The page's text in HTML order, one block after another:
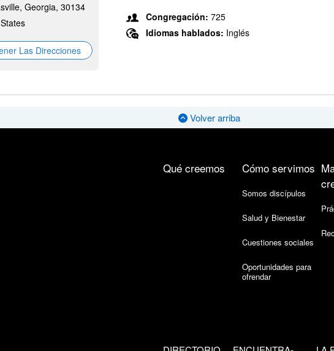
Georgia, 30134
Las Direcciones
Congregación: 725
Idiomas hablados: Inglés
Volver arriba
Qué creemos Cómo servimos
Somos discípulos
Salud y Bienestar
Cuestiones sociales
Oportunidades para
ofrendar